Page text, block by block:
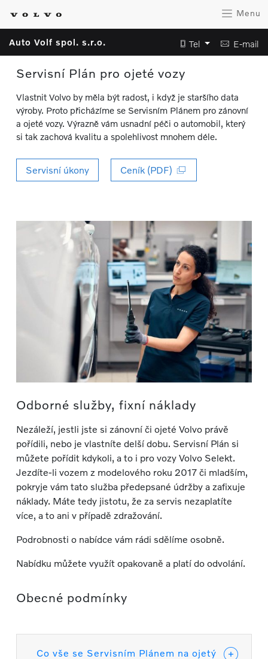
Menu
Auto Volf spol. s.r.o. Tel E-mail
Servisní Plán pro ojeté vozy
Vlastnit Volvo by měla být radost, i když je staršího data
výroby. Proto přicházíme se Servisním Plánem pro zánovní
a ojeté vozy. Výrazně vám usnadní péči o automobil, který
si tak zachová kvalitu a spolehlivost mnohem déle.
Servisní úkony Ceník (PDF)
Odborné služby, fixní náklady
Nezáleží, jestli jste si zánovní či ojeté Volvo právě
pořídili, nebo je vlastníte delší dobu. Servisní Plán si
můžete pořídit kdykoli, a to i pro vozy Volvo Selekt.
Jezdíte-li vozem z modelového roku 2017 či mladším,
pokryje vám tato služba předepsané údržby a zafixuje
náklady. Máte tedy jistotu, že za servis nezaplatíte
více, a to ani v případě zdražování.
Podrobnosti o nabídce vám rádi sdělíme osobně.
Nabídku můžete využít opakovaně a platí do odvolání.
Obecné podmínky
Co vše se Servisním Plánem na ojetý